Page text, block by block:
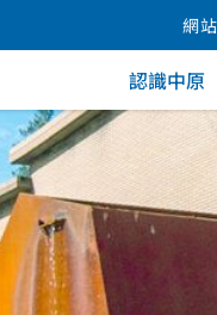
網
認識中原